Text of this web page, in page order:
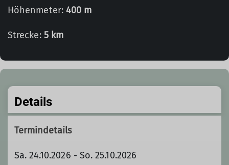
Höhenmeter: 400 m
Strecke: 5 km
Details
Termindetails
Sa. 24.10.2026 - So. 25.10.2026